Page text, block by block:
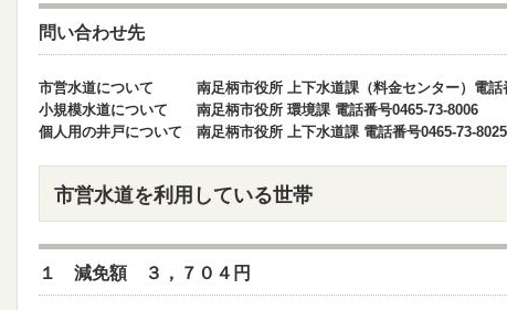
問い合わせ先
市営水道について 南足柄市役所 上下水道課（料金センター）電話
小規模水道について 南足柄市役所 環境課 電話番号0465-73-8006
個人用の井戸について 南足柄市役所 上下水道課 電話番号0465-73-8025
市営水道を利用している世帯
１ 減免額 ３，７０４円